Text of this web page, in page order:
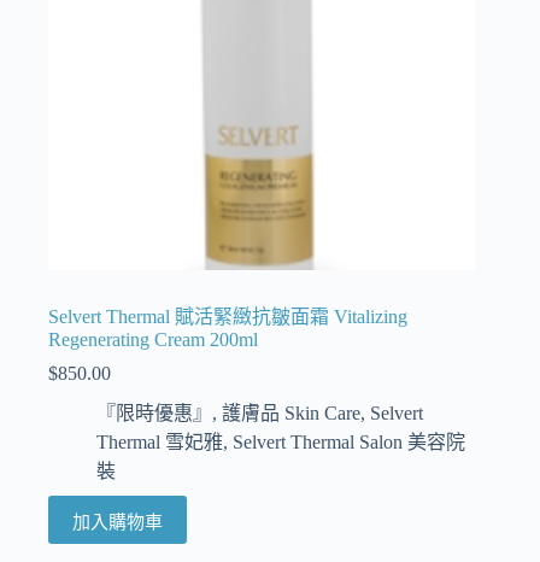
Selvert Thermal 賦活緊緻抗皺面霜 Vitalizing
Regenerating Cream 200ml
$850.00
『限時優惠』 , 護膚品 Skin Care, Selvert
Thermal 雪妃雅, Selvert Thermal Salon 美容院
裝
加入購物車